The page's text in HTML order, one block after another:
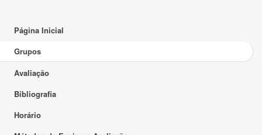
Página Inicial
Grupos
Avaliação
Bibliografia
Horário